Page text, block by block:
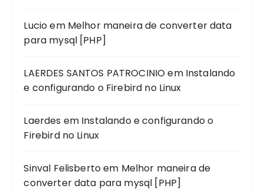
Lucioem Melhor maneira de converter data
para mysql [PHP]
LAERDES SANTOS PATROCINIOem Instalando
e configurando o Firebird no Linux
Laerdes em Instalando e configurando o
Firebird no Linux
Sinval Felisbertoem Melhor maneira de
converter data para mysql [PHP]